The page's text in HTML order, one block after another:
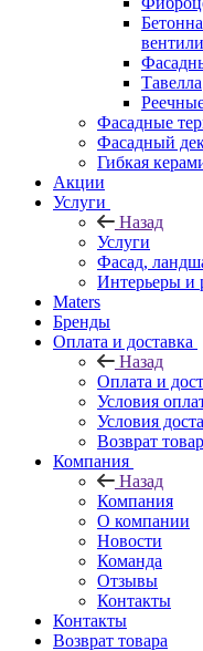
Тавелла
Фасадные
Фасадный
Гибкая
Акции
Услуги
Назад
Услуги
Фасад,
Интерьеры и
Maters
Бренды
Оплата и доставка
Назад
Оплата и
Условия
Условия
Возврат
Компания
Назад
Компания
О компании
Новости
Команда
Отзывы
Контакты
Контакты
Возврат товара